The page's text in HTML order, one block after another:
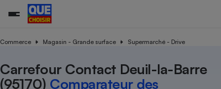
Commerce Magasin - Grande surface Supermarché - Drive
Carrefour Contact Deuil-la-Barre
(95170) Comparateur des
Additifs
Organismes de défense
Achat - Vente - Travaux
Démarche administrative
Train
Toutes les actualités
Tous les services
Tous nos combats
L’association